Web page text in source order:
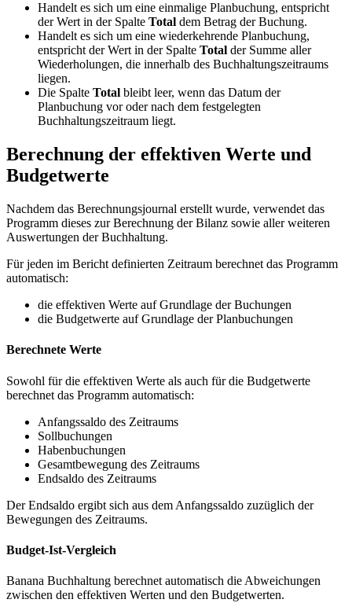
Handelt es sich um eine einmalige Planbuchung, entspricht
der Wert in der Spalte Total dem Betrag der Buchung.
Handelt es sich um eine wiederkehrende Planbuchung,
entspricht der Wert in der Spalte Total der Summe aller
Wiederholungen, die innerhalb des Buchhaltungszeitraums
liegen.
Die Spalte Total bleibt leer, wenn das Datum der
Planbuchung vor oder nach dem festgelegten
Buchhaltungszeitraum liegt.
Berechnung der effektiven Werte und
Budgetwerte
Nachdem das Berechnungsjournal erstellt wurde, verwendet das
Programm dieses zur Berechnung der Bilanz sowie aller weiteren
Auswertungen der Buchhaltung.
Für jeden im Bericht definierten Zeitraum berechnet das Programm
automatisch:
die effektiven Werte auf Grundlage der Buchungen
die Budgetwerte auf Grundlage der Planbuchungen
Berechnete Werte
Sowohl für die effektiven Werte als auch für die Budgetwerte
berechnet das Programm automatisch:
Anfangssaldo des Zeitraums
Sollbuchungen
Habenbuchungen
Gesamtbewegung des Zeitraums
Endsaldo des Zeitraums
Der Endsaldo ergibt sich aus dem Anfangssaldo zuzüglich der
Bewegungen des Zeitraums.
Budget-Ist-Vergleich
Banana Buchhaltung berechnet automatisch die Abweichungen
zwischen den effektiven Werten und den Budgetwerten.